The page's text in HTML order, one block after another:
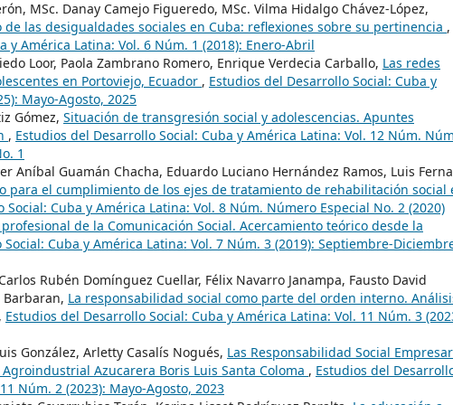
MSc. Danay Camejo Figueredo, MSc. Vilma Hidalgo Chávez-López,
las desigualdades sociales en Cuba: reflexiones sobre su pertinencia ,
y América Latina: Vol. 6 Núm. 1 (2018): Enero-Abril
Loor, Paola Zambrano Romero, Enrique Verdecia Carballo, Las redes
en Portoviejo, Ecuador , Estudios del Desarrollo Social: Cuba y
Mayo-Agosto, 2025
Gómez, Situación de transgresión social y adolescencias. Apuntes
, Estudios del Desarrollo Social: Cuba y América Latina: Vol. 12 Núm.
1
Aníbal Guamán Chacha, Eduardo Luciano Hernández Ramos, Luis
para el cumplimiento de los ejes de tratamiento de rehabilitación social
Social: Cuba y América Latina: Vol. 8 Núm. Número Especial No. 2 (2020)
de la Comunicación Social. Acercamiento teórico desde la
Cuba y América Latina: Vol. 7 Núm. 3 (2019): Septiembre-
Rubén Domínguez Cuellar, Félix Navarro Janampa, Fausto David
Barbaran, La responsabilidad social como parte del orden interno.
, Estudios del Desarrollo Social: Cuba y América Latina: Vol. 11 Núm. 3
González, Arletty Casalís Nogués, Las Responsabilidad Social
Azucarera Boris Luis Santa Coloma , Estudios del
Núm. 2 (2023): Mayo-Agosto, 2023